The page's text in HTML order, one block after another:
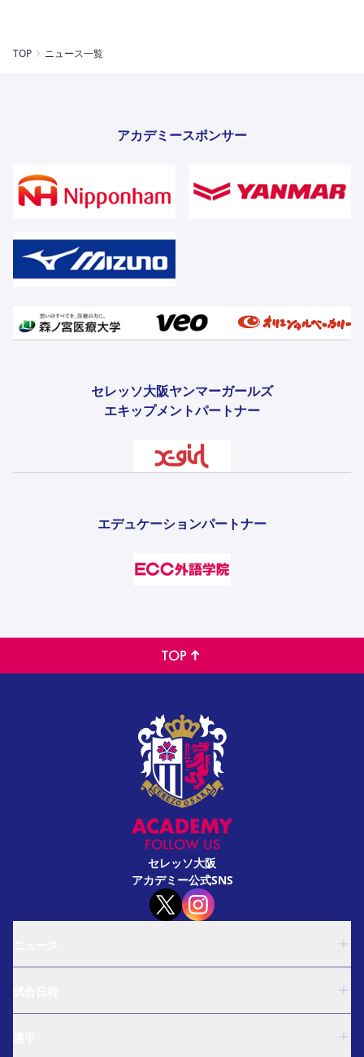
TOP ニュース一覧
アカデミースポンサー
セレッソ大阪ヤンマーガールズ
エキップメントパートナー
エデュケーションパートナー
TOP
FOLLOW US
セレッソ大阪
アカデミー公式SNS